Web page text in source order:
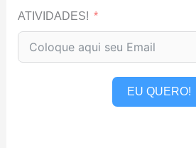
ATIVIDADES!
EU QUERO!